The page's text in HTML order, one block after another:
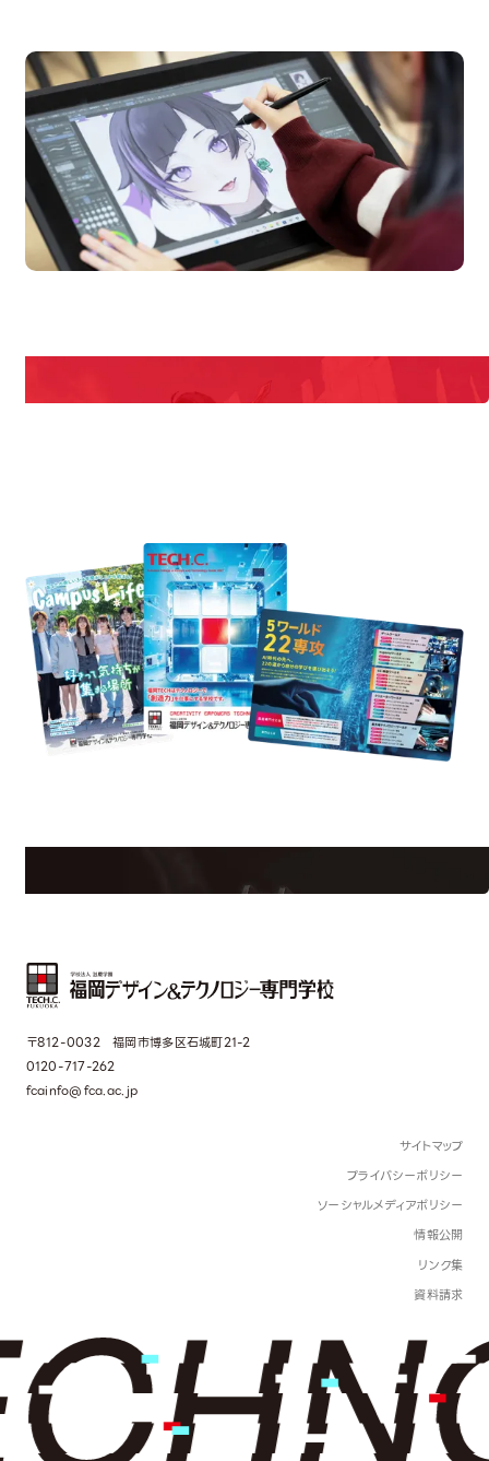
Campus
Information
〒812-0032 福岡市博多区石城町21-2
0120-717-262
fcainfo@fca.ac.jp
サイトマップ
プライバシーポリシー
ソーシャルメディアポリシー
情報公開
リンク集
資料請求